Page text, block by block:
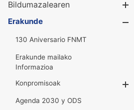
Bildumazalearen
Erakunde
130 Aniversario FNMT
Erakunde mailako
Informazioa
Konpromisoak
Agenda 2030 y ODS